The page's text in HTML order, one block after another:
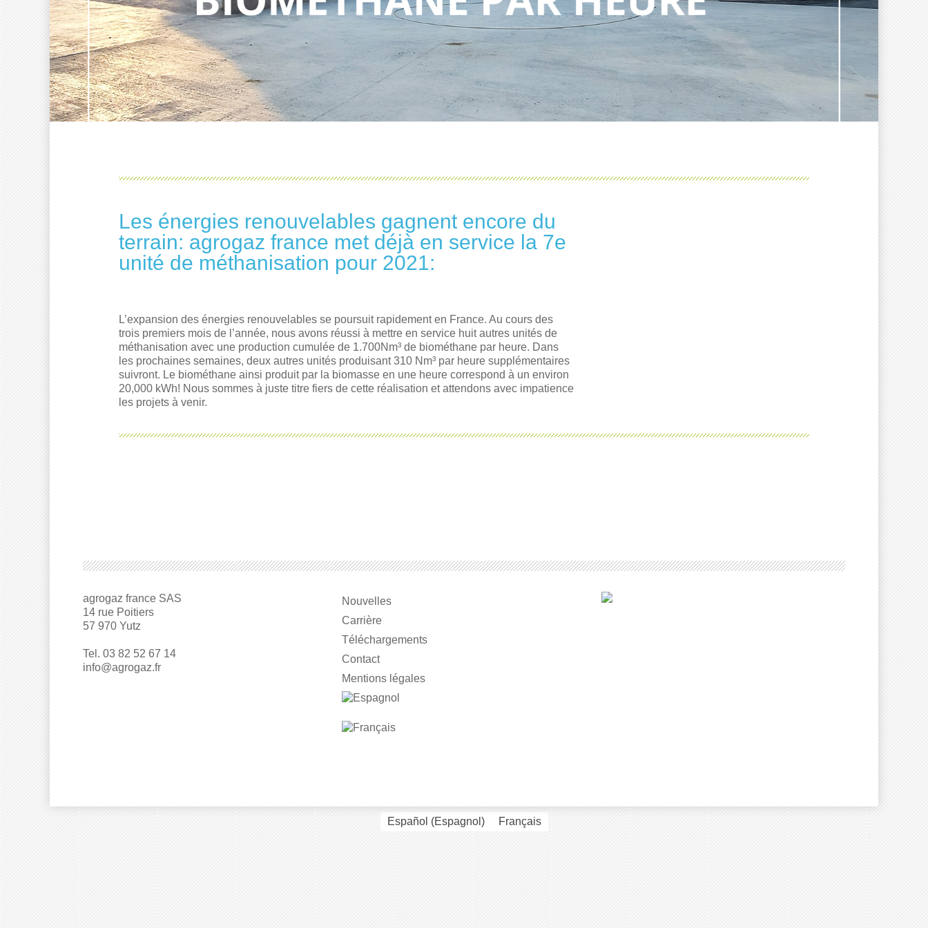
Les énergies renouvelables gagnent encore du
terrain: agrogaz france met déjà en service la 7e
unité de méthanisation pour 2021:
L’expansion des énergies renouvelables se poursuit rapidement en France. Au cours des
trois premiers mois de l’année, nous avons réussi à mettre en service huit autres unités de
méthanisation avec une production cumulée de 1.700Nm³ de biométhane par heure. Dans
les prochaines semaines, deux autres unités produisant 310 Nm³ par heure supplémentaires
suivront. Le biométhane ainsi produit par la biomasse en une heure correspond à un environ
20,000 kWh! Nous sommes à juste titre fiers de cette réalisation et attendons avec impatience
les projets à venir.
agrogaz france SAS
14 rue Poitiers
57 970 Yutz
Tel. 03 82 52 67 14
info@agrogaz.fr
Nouvelles
Carrière
Téléchargements
Contact
Mentions légales
Español (Espagnol ) Français